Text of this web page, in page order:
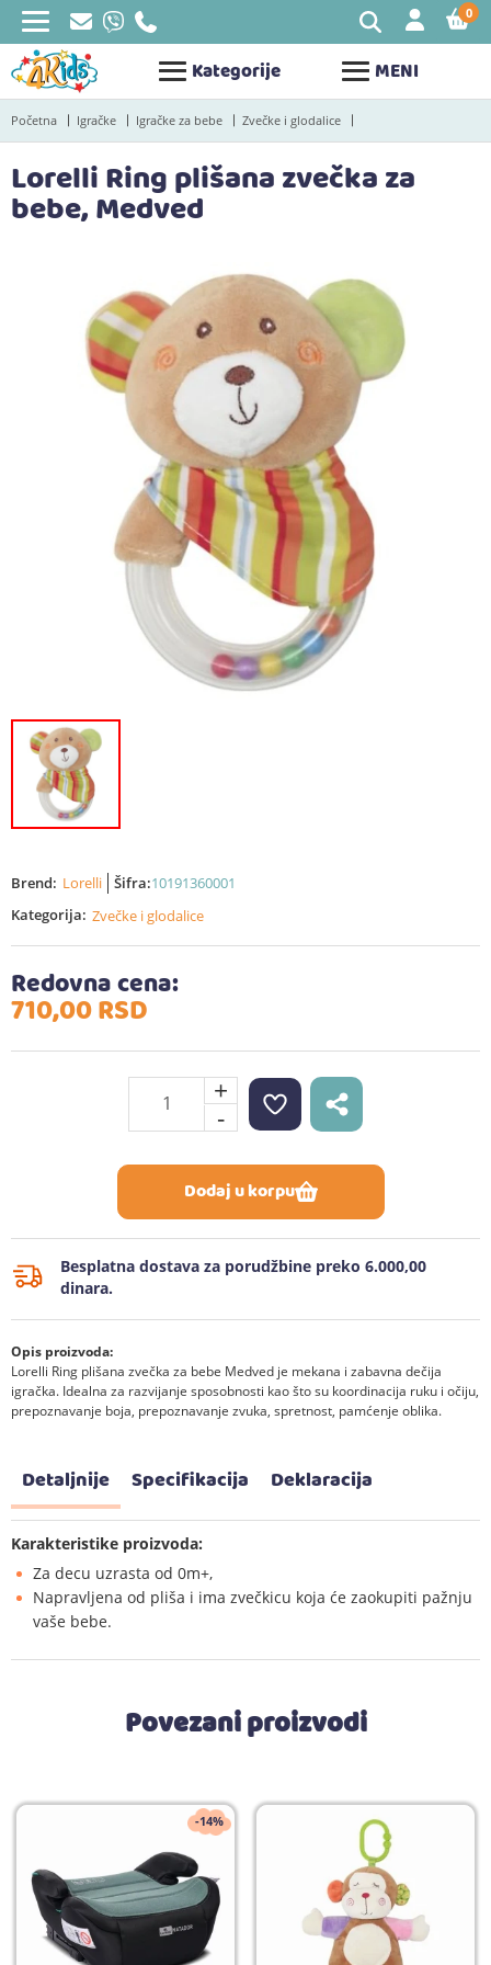
Kategorije MENI
0
Početna Igračke Igračke za bebe Zvečke i glodalice
Lorelli Ring plišana zvečka za
bebe, Medved
Brend: Lorelli Šifra:10191360001
Kategorija: Zvečke i glodalice
Redovna cena:
710,00RSD
+
-
Dodaj u korpu
Besplatna dostava za porudžbine preko 6.000,00
dinara.
Opis proizvoda:
Lorelli Ring plišana zvečka za bebe Medved je mekana i zabavna dečija
igračka. Idealna za razvijanje sposobnosti kao što su koordinacija ruku i očiju,
prepoznavanje boja, prepoznavanje zvuka, spretnost, pamćenje oblika.
Detaljnije Specifikacija Deklaracija
Karakteristike proizvoda:
Za decu uzrasta od 0m+,
Napravljena od pliša i ima zvečkicu koja će zaokupiti pažnju
vaše bebe.
Povezani proizvodi
-14%